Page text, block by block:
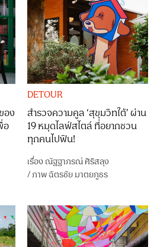
อง
อ
DETOUR
สำรวจความคูล ‘สุขุมวิทใต้’ ผ่าน
19 หมุดไลฟ์สไตล์ ที่อยากชวน
ทุกคนไปฟิน!
เรื่องณัฐฐาภรณ์ ศิริสลุง
/ภาพฉัตรชัย มาตยภูธร